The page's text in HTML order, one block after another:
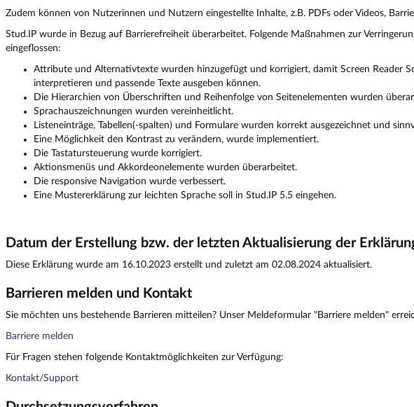
Zudem können von Nutzerinnen und Nutzern eingestellte Inhalte, z.B. PDFs oder Videos,
Stud.IP wurde in Bezug auf Barrierefreiheit überarbeitet. Folgende Maßnahmen zur
eingeflossen:
Attribute und Alternativtexte wurden hinzugefügt und korrigiert, damit Screen Reader
interpretieren und passende Texte ausgeben können.
Die Hierarchien von Überschriften und Reihenfolge von Seitenelementen wurden
Sprachauszeichnungen wurden vereinheitlicht.
Listeneinträge, Tabellen(-spalten) und Formulare wurden korrekt ausgezeichnet und
Eine Möglichkeit den Kontrast zu verändern, wurde implementiert.
Die Tastatursteuerung wurde korrigiert.
Aktionsmenüs und Akkordeonelemente wurden überarbeitet.
Die responsive Navigation wurde verbessert.
Eine Mustererklärung zur leichten Sprache soll in Stud.IP 5.5 eingehen.
Datum der Erstellung bzw. der letzten Aktualisierung der
Diese Erklärung wurde am 16.10.2023 erstellt und zuletzt am 02.08.2024 aktualisiert.
Barrieren melden und Kontakt
Sie möchten uns bestehende Barrieren mitteilen? Unser Meldeformular "Barriere melden"
Barriere melden
Für Fragen stehen folgende Kontaktmöglichkeiten zur Verfügung:
Kontakt/Support